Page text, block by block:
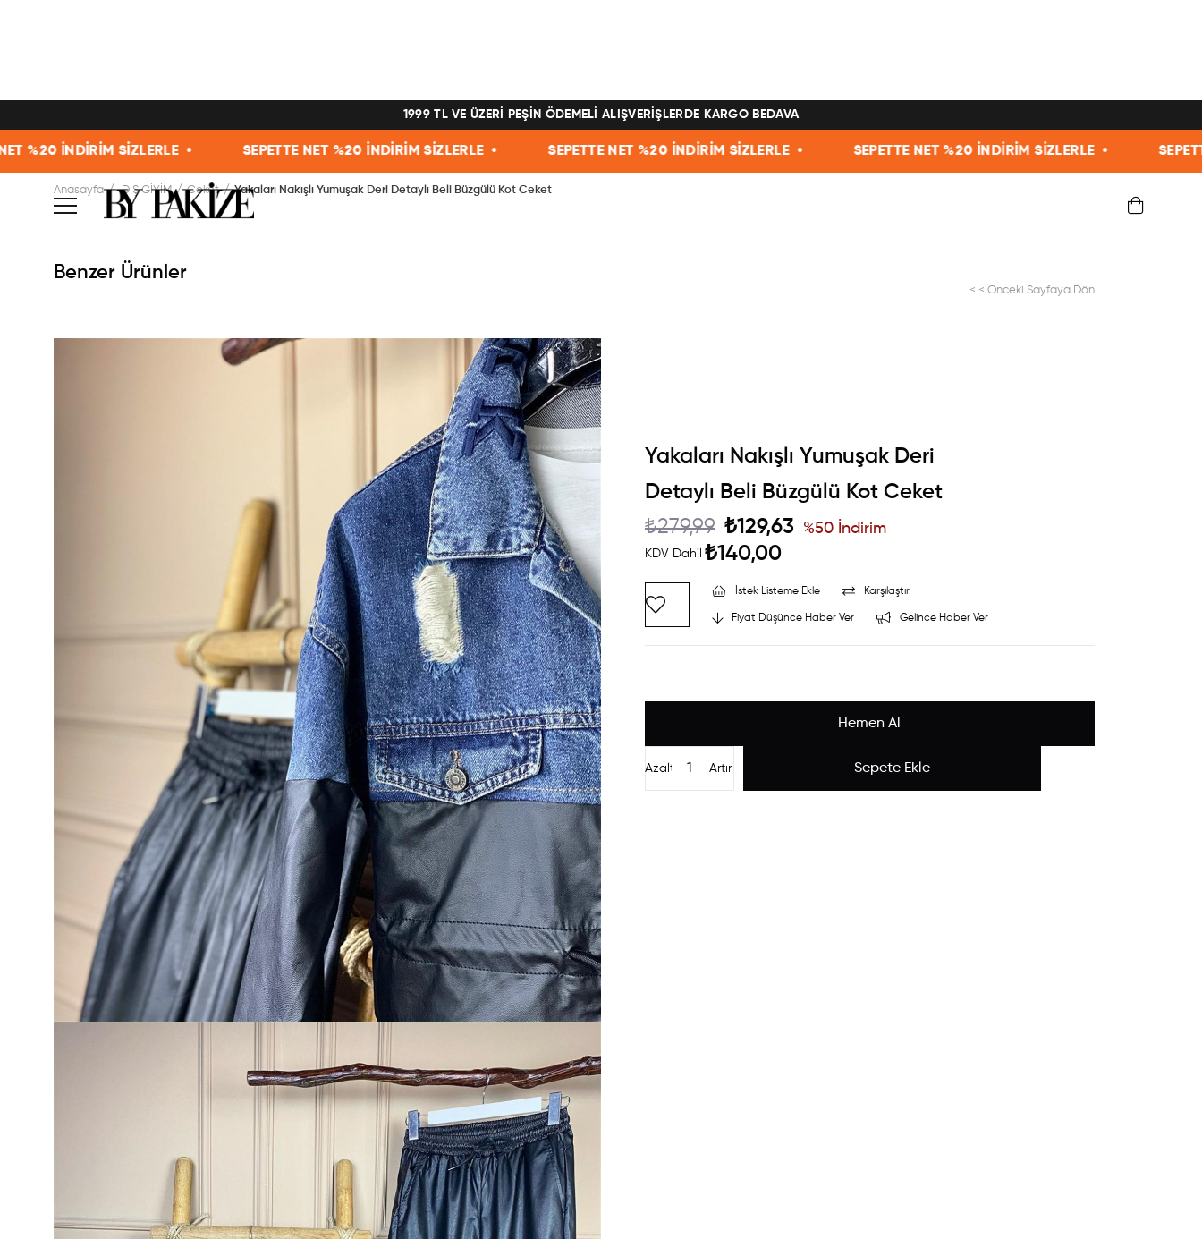
1999 TL VE ÜZERİ PEŞİN ÖDEMELİ ALIŞVERİŞLERDE KARGO BEDAVA
• SEPETTE NET %20 İNDİRİM SİZLERLE • SEPETTE NET %20 İNDİRİM SİZLERLE • SEPETTE NET %20 İNDİRİM SİZLERLE • SEPETTE NET %20
Anasayfa DIŞ GİYİM Ceket Yakaları Nakışlı Yumuşak Deri Detaylı Beli Büzgülü Kot Ceket
< < Önceki Sayfaya Dön
Benzer Ürünler
Yakaları Nakışlı Yumuşak Deri
Detaylı Beli Büzgülü Kot Ceket
₺279,99 ₺129,63
KDV Dahil ₺140,00
%50İndirim
İstek Listeme Ekle Karşılaştır
Fiyat Düşünce Haber Ver Gelince Haber Ver
Artır
Azalt